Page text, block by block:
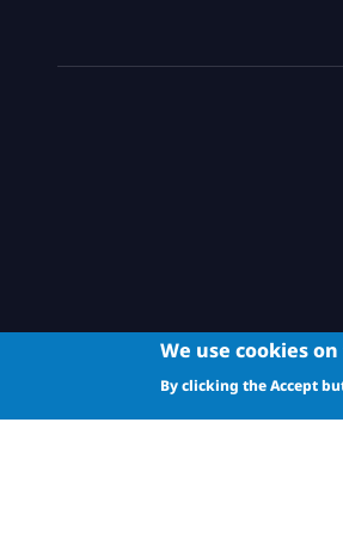
We use cookies
By clicking the Accept